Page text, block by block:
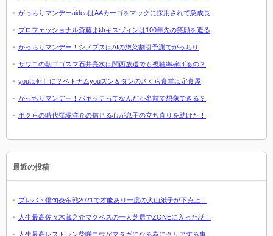
がっちりマンデーaideaはAAカーゴをマックに採用されて急成長
プロフェッショナル斎藤まゆキスヴィンは100年先の笑顔を造る
がっちりマンデー！シノプスはAIの惣菜割引予測でがっちり
サワコの朝ゴゴスマ石井亮次は関西放送でも視聴率稼げるの？
youは何しに？ベトナムyouズン＆ダンのさくら食堂は定食屋
がっちりマンデー！パキッテってなんだか名前で想像できる？
ボクらの時代窪塚洋介の信じる心が息子の立ち直りを助けた！
最近の投稿
プレバト俳句炎帝戦2021で才能あり一度の犬山紙子が下克上！
人生最高佐々木蔵之介マクベスの一人芝居でZONEに入った話！
人生最高レストラン柴咲コウがマタギになる為にクリアする事